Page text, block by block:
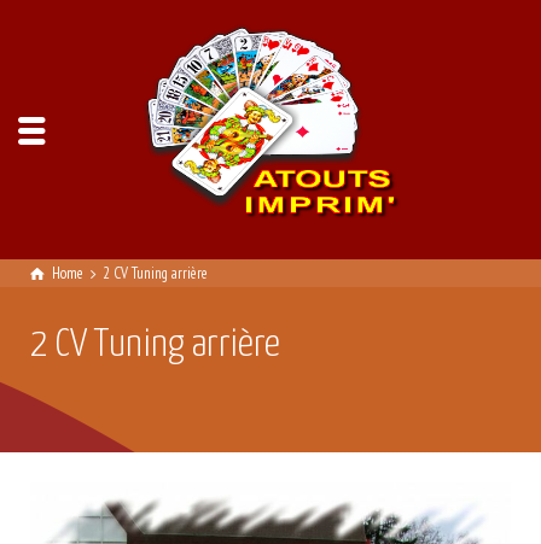
Home 2 CV Tuning arrière
2 CV Tuning arrière